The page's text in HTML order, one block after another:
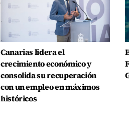
Canarias lidera el
crecimiento económico y
consolida su recuperación
con un empleo en máximos
históricos